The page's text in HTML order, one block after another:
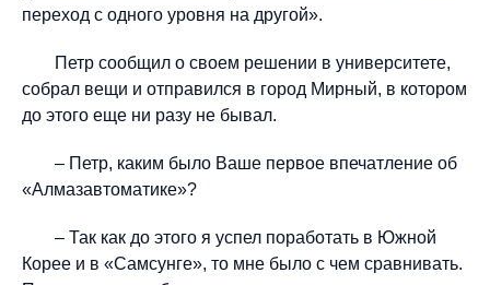
переход с одного уровня на другой».
Петр сообщил о своем решении в университете,
собрал вещи и отправился в город Мирный, в котором
до этого еще ни разу не бывал.
– Петр, каким было Ваше первое впечатление об
«Алмазавтоматике»?
– Так как до этого я успел поработать в Южной
Корее и в «Самсунге», то мне было с чем сравнивать.